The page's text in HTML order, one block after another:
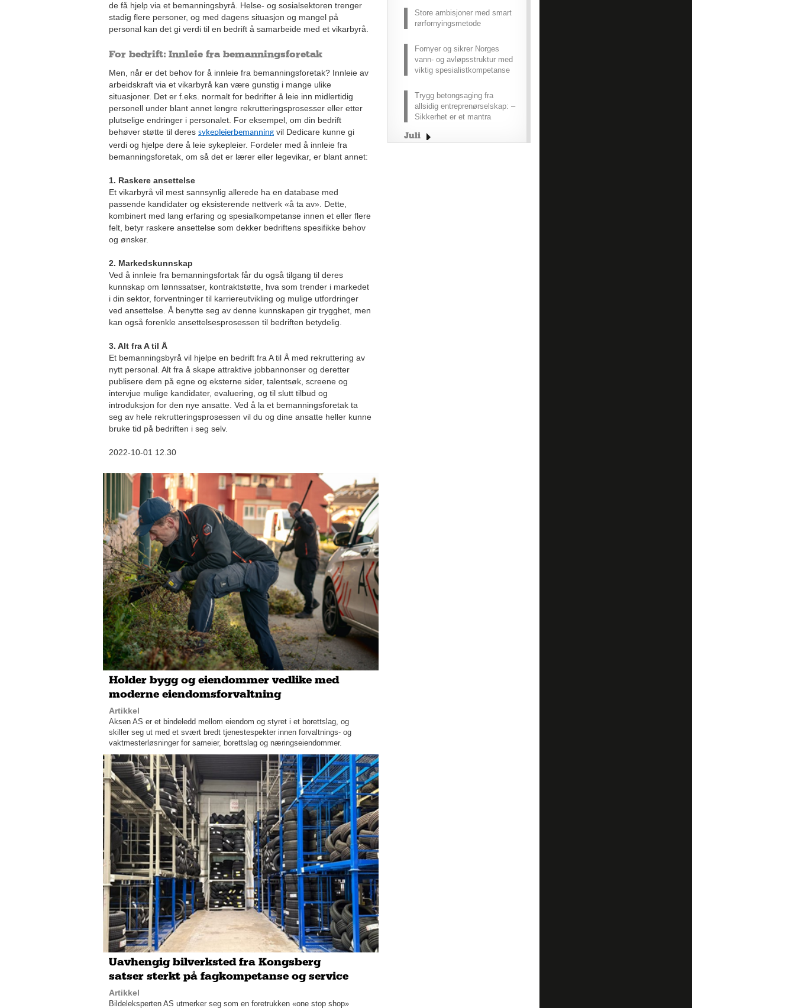
de få hjelp via et bemanningsbyrå. Helse- og sosialsektoren trenger
stadig flere personer, og med dagens situasjon og mangel på
personal kan det gi verdi til en bedrift å samarbeide med et vikarbyrå.
For bedrift: Innleie fra bemanningsforetak
Men, når er det behov for å innleie fra bemanningsforetak? Innleie av
arbeidskraft via et vikarbyrå kan være gunstig i mange ulike
situasjoner. Det er f.eks. normalt for bedrifter å leie inn midlertidig
personell under blant annet lengre rekrutteringsprosesser eller etter
plutselige endringer i personalet. For eksempel, om din bedrift
behøver støtte til deres sykepleierbemanning vil Dedicare kunne gi
verdi og hjelpe dere å leie sykepleier. Fordeler med å innleie fra
bemanningsforetak, om så det er lærer eller legevikar, er blant annet:
1. Raskere ansettelse
Et vikarbyrå vil mest sannsynlig allerede ha en database med
passende kandidater og eksisterende nettverk «å ta av». Dette,
kombinert med lang erfaring og spesialkompetanse innen et eller flere
felt, betyr raskere ansettelse som dekker bedriftens spesifikke behov
og ønsker.
2. Markedskunnskap
Ved å innleie fra bemanningsfortak får du også tilgang til deres
kunnskap om lønnssatser, kontraktstøtte, hva som trender i markedet
i din sektor, forventninger til karriereutvikling og mulige utfordringer
ved ansettelse. Å benytte seg av denne kunnskapen gir trygghet, men
kan også forenkle ansettelsesprosessen til bedriften betydelig.
3. Alt fra A til Å
Et bemanningsbyrå vil hjelpe en bedrift fra A til Å med rekruttering av
nytt personal. Alt fra å skape attraktive jobbannonser og deretter
publisere dem på egne og eksterne sider, talentsøk, screene og
intervjue mulige kandidater, evaluering, og til slutt tilbud og
introduksjon for den nye ansatte. Ved å la et bemanningsforetak ta
seg av hele rekrutteringsprosessen vil du og dine ansatte heller kunne
bruke tid på bedriften i seg selv.
2022-10-01 12.30
Holder bygg og eiendommer vedlike med
moderne eiendomsforvaltning
Artikkel
Aksen AS er et bindeledd mellom eiendom og styret i et borettslag, og
skiller seg ut med et svært bredt tjenestespekter innen forvaltnings- og
vaktmesterløsninger for sameier, borettslag og næringseiendommer.
Uavhengig bilverksted fra Kongsberg
satser sterkt på fagkompetanse og service
Artikkel
Bildeleksperten AS utmerker seg som en foretrukken «one stop shop»
Store ambisjoner med smart
rørfornyingsmetode
Fornyer og sikrer Norges
vann- og avløpsstruktur med
viktig spesialistkompetanse
Trygg betongsaging fra
allsidig entreprenørselskap: –
Sikkerhet er et mantra
Juli